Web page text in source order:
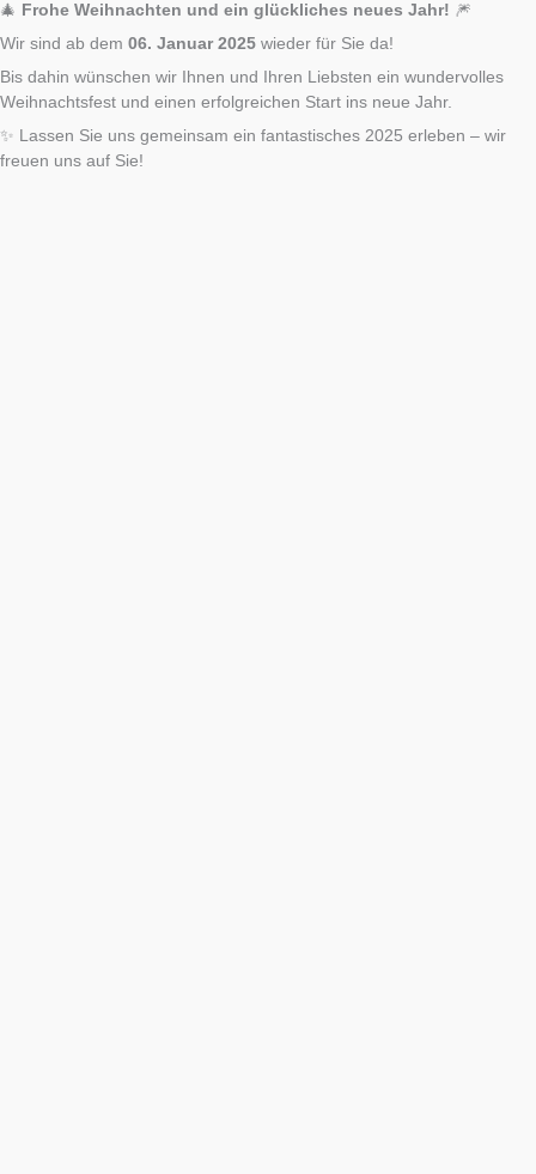
🎄 Frohe Weihnachten und ein glückliches neues Jahr! 🎆
Wir sind ab dem 06. Januar 2025 wieder für Sie da!
Bis dahin wünschen wir Ihnen und Ihren Liebsten ein wundervolles
Weihnachtsfest und einen erfolgreichen Start ins neue Jahr.
✨ Lassen Sie uns gemeinsam ein fantastisches 2025 erleben – wir
freuen uns auf Sie!